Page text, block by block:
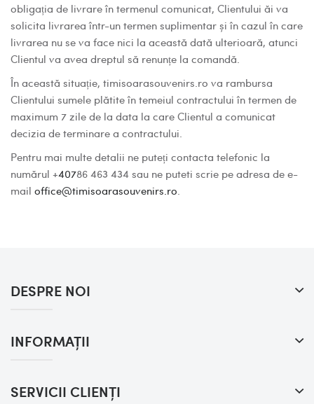
obligația de livrare în termenul comunicat, Clientului ăi va
solicita livrarea într-un termen suplimentar și în cazul în care
livrarea nu se va face nici la această dată ulterioară, atunci
Clientul va avea dreptul să renunțe la comandă.
În această situație, timisoarasouvenirs.ro va rambursa
Clientului sumele plătite în temeiul contractului în termen de
maximum 7 zile de la data la care Clientul a comunicat
decizia de terminare a contractului.
Pentru mai multe detalii ne puteți contacta telefonic la
numărul +40786 463 434 sau ne puteti scrie pe adresa de e-
mail office@timisoarasouvenirs.ro.
DESPRE NOI
INFORMAŢII
SERVICII CLIENŢI